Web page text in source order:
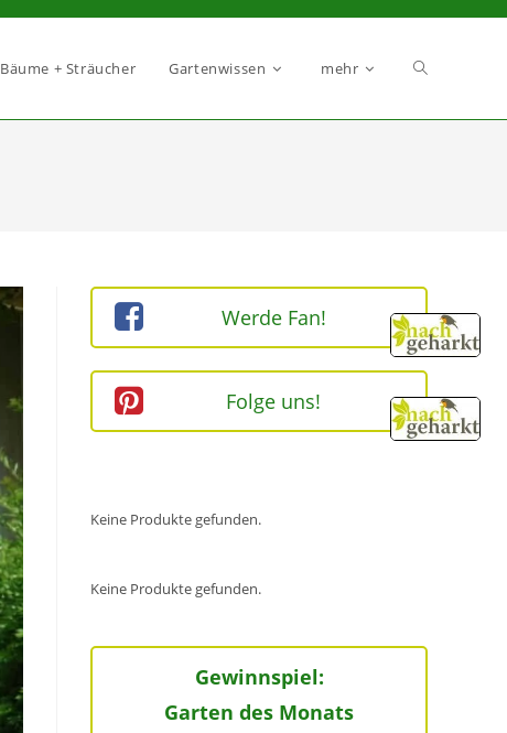
Bäume + Sträucher Gartenwissen mehr
Werde Fan!
Folge uns!
Keine Produkte gefunden.
Keine Produkte gefunden.
Gewinnspiel:
Garten des Monats